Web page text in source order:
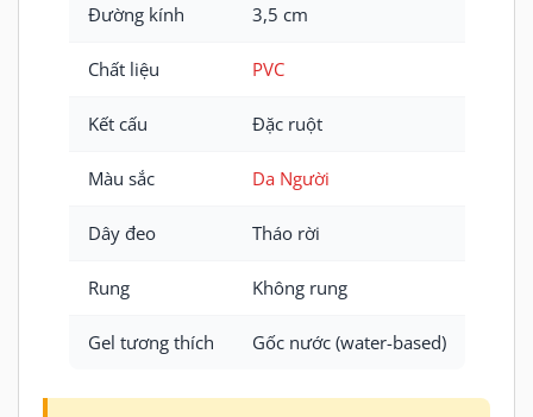
Đường kính 3,5 cm
Chất liệu PVC
Kết cấu Đặc ruột
Màu sắc Da Người
Dây đeo Tháo rời
Rung Không rung
Gel tương thích Gốc nước (water-based)